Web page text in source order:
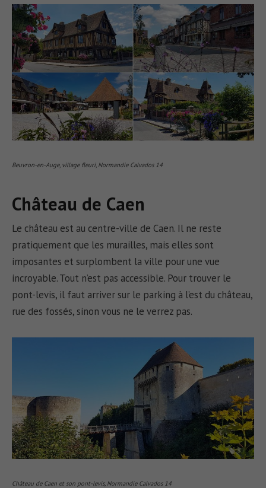
Beuvron-en-Auge, village fleuri, Normandie Calvados 14
Château de Caen
Le château est au centre-ville de Caen. Il ne reste
pratiquement que les murailles, mais elles sont
imposantes et surplombent la ville pour une vue
incroyable. Tout n’est pas accessible. Pour trouver le
pont-levis, il faut arriver sur le parking à l’est du château,
rue des fossés, sinon vous ne le verrez pas.
Château de Caen et son pont-levis, Normandie Calvados 14